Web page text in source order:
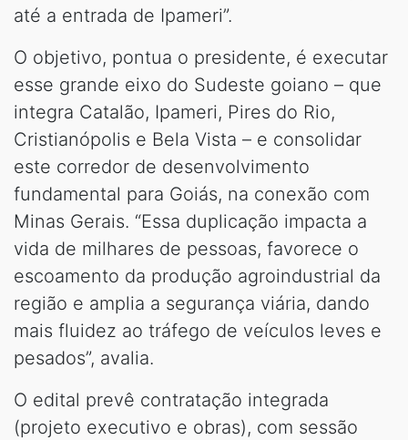
até a entrada de Ipameri”.
O objetivo, pontua o presidente, é executar
esse grande eixo do Sudeste goiano – que
integra Catalão, Ipameri, Pires do Rio,
Cristianópolis e Bela Vista – e consolidar
este corredor de desenvolvimento
fundamental para Goiás, na conexão com
Minas Gerais. “Essa duplicação impacta a
vida de milhares de pessoas, favorece o
escoamento da produção agroindustrial da
região e amplia a segurança viária, dando
mais fluidez ao tráfego de veículos leves e
pesados”, avalia.
O edital prevê contratação integrada
(projeto executivo e obras), com sessão